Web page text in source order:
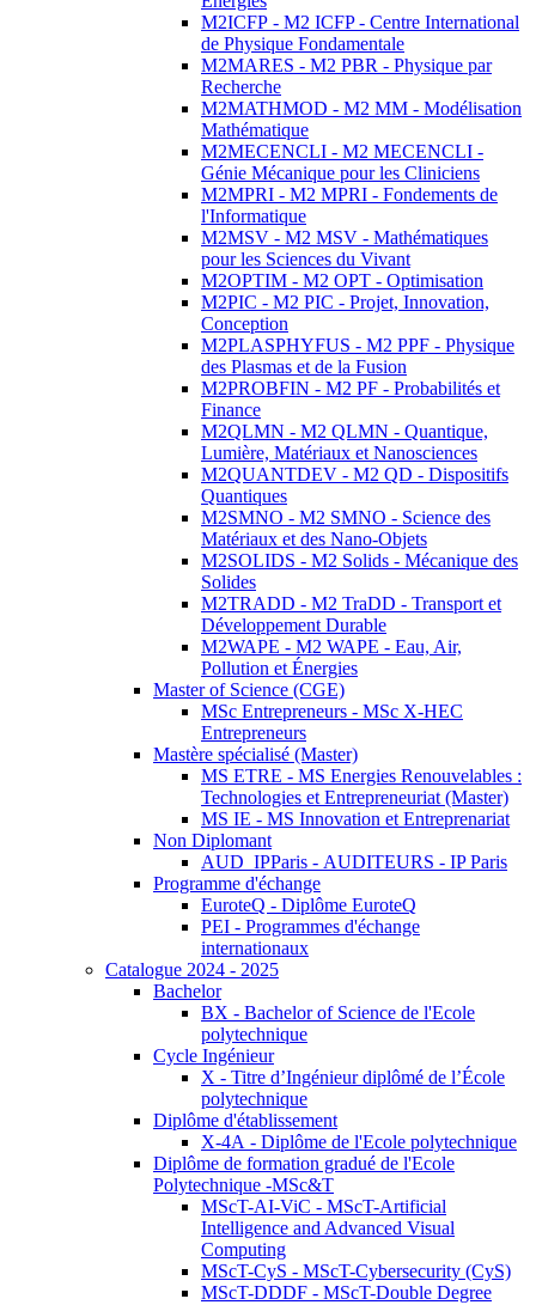
M2ICFP - M2 ICFP - Centre International
de Physique Fondamentale
M2MARES - M2 PBR - Physique par
Recherche
M2MATHMOD - M2 MM - Modélisation
Mathématique
M2MECENCLI - M2 MECENCLI -
Génie Mécanique pour les Cliniciens
M2MPRI - M2 MPRI - Fondements de
l'Informatique
M2MSV - M2 MSV - Mathématiques
pour les Sciences du Vivant
M2OPTIM - M2 OPT - Optimisation
M2PIC - M2 PIC - Projet, Innovation,
Conception
M2PLASPHYFUS - M2 PPF - Physique
des Plasmas et de la Fusion
M2PROBFIN - M2 PF - Probabilités et
Finance
M2QLMN - M2 QLMN - Quantique,
Lumière, Matériaux et Nanosciences
M2QUANTDEV - M2 QD - Dispositifs
Quantiques
M2SMNO - M2 SMNO - Science des
Matériaux et des Nano-Objets
M2SOLIDS - M2 Solids - Mécanique des
Solides
M2TRADD - M2 TraDD - Transport et
Développement Durable
M2WAPE - M2 WAPE - Eau, Air,
Pollution et Énergies
Master of Science (CGE)
MSc Entrepreneurs - MSc X-HEC
Entrepreneurs
Mastère spécialisé (Master)
MS ETRE - MS Energies Renouvelables :
Technologies et Entrepreneuriat (Master)
MS IE - MS Innovation et Entreprenariat
Non Diplomant
AUD_IPParis - AUDITEURS - IP Paris
Programme d'échange
EuroteQ - Diplôme EuroteQ
PEI - Programmes d'échange
internationaux
Catalogue 2024 - 2025
Bachelor
BX - Bachelor of Science de l'Ecole
polytechnique
Cycle Ingénieur
X - Titre d’Ingénieur diplômé de l’École
polytechnique
Diplôme d'établissement
X-4A - Diplôme de l'Ecole polytechnique
Diplôme de formation gradué de l'Ecole
Polytechnique -MSc&T
MScT-AI-ViC - MScT-Artificial
Intelligence and Advanced Visual
Computing
MScT-CyS - MScT-Cybersecurity (CyS)
MScT-DDDF - MScT-Double Degree